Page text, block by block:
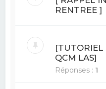
RENTREE ]
[TUTORIEL
QCM LAS]
Réponses : 1